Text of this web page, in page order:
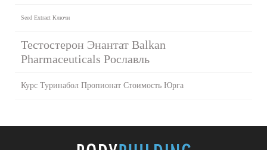
Seed Extract Ключи
Тестостерон Энантат Balkan
Pharmaceuticals Рославль
Курс Туринабол Пропионат Стоимость Юрга